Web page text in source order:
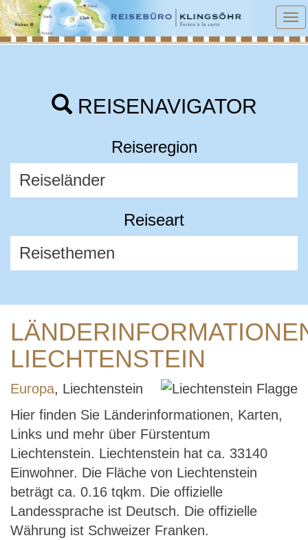
REISENAVIGATOR
Reiseregion
Reiseart
LIECHTENSTEIN
Europa, Liechtenstein
Hier finden Sie Länderinformationen, Karten,
Links und mehr über Fürstentum
Liechtenstein. Liechtenstein hat ca. 33140
Einwohner. Die Fläche von Liechtenstein
beträgt ca. 0.16 tqkm. Die offizielle
Landessprache ist Deutsch. Die offizielle
Währung ist Schweizer Franken.